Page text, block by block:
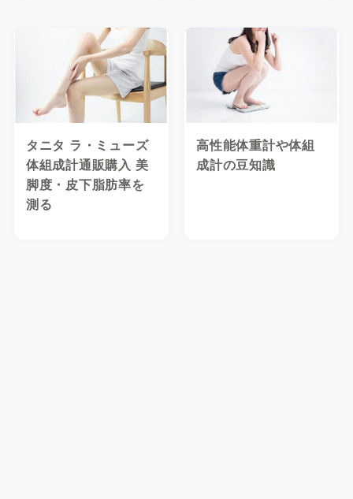
タニタ ラ・ミューズ
体組成計通販購入 美
脚度・皮下脂肪率を
測る
高性能体重計や体組
成計の豆知識